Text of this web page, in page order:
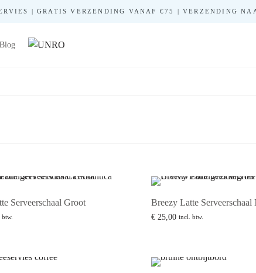
| GRATIS VERZENDING VANAF €75 |
Blog
Serveerschaal Groot Breezy Latte
€25,00 incl. btw.